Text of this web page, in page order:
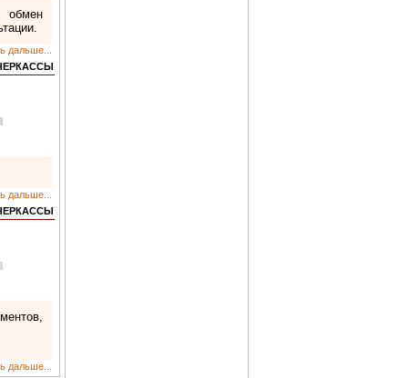
обмен
дальше...
дальше...
дальше...